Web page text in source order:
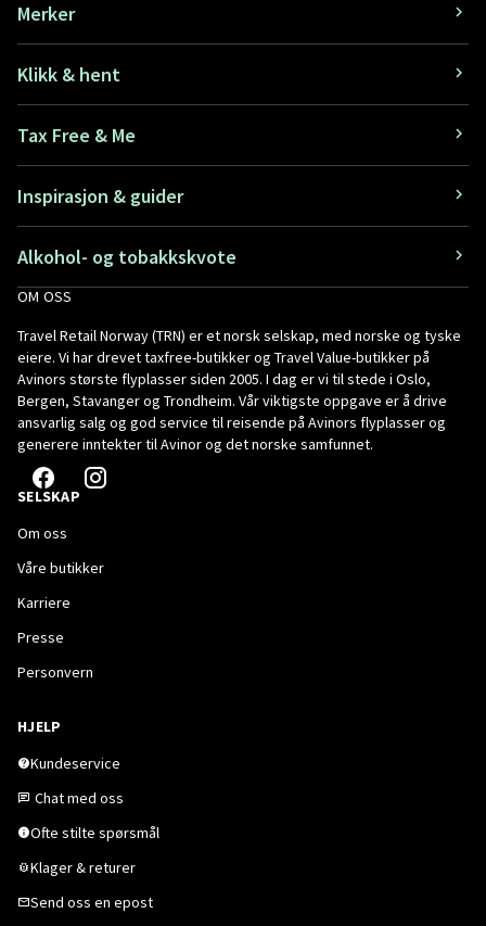
Merker
Klikk & hent
Tax Free & Me
Inspirasjon & guider
Alkohol- og tobakkskvote
OM OSS
Travel Retail Norway (TRN) er et norsk selskap, med norske og tyske
eiere. Vi har drevet taxfree-butikker og Travel Value-butikker på
Avinors største flyplasser siden 2005. I dag er vi til stede i Oslo,
Bergen, Stavanger og Trondheim. Vår viktigste oppgave er å drive
ansvarlig salg og god service til reisende på Avinors flyplasser og
generere inntekter til Avinor og det norske samfunnet.
SELSKAP
Om oss
Våre butikker
Karriere
Presse
Personvern
HJELP
Kundeservice
Chat med oss
Ofte stilte spørsmål
Klager & returer
Send oss en epost